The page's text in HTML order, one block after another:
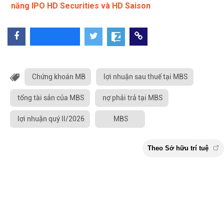
năng IPO HD Securities và HD Saison
Chứng khoán MB lợi nhuận sau thuế tại MBS
tổng tài sản của MBS nợ phải trả tại MBS
lợi nhuận quý II/2026 MBS